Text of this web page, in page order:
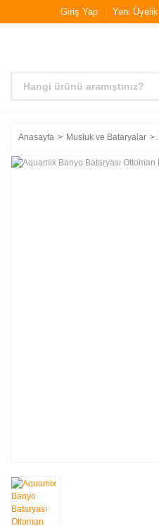
Giriş Yap Yeni Üyelik
Anasayfa Musluk ve Bataryalar